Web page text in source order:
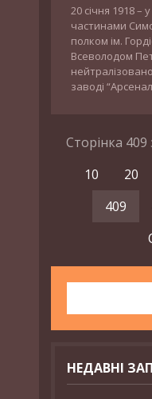
‎20 січня 1918 –
частинами
полком ім.
Всеволодом
заводі
Сторінка 409
10
20
409
НЕДАВНІ